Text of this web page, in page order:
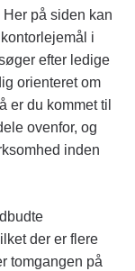
på siden kan
i
efter ledige
orienteret om
er du kommet til
ovenfor, og
inden
der er flere
tomgangen på